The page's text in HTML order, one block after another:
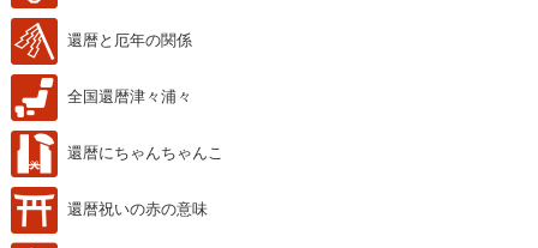
還暦と厄年の関係
全国還暦津々浦々
還暦にちゃんちゃんこ
還暦祝いの赤の意味